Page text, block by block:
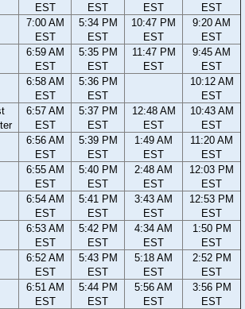
EST
EST
EST
EST
7:00 AM
EST
5:34 PM
EST
10:47 PM
EST
9:20 AM
EST
6:59 AM
EST
5:35 PM
EST
11:47 PM
EST
9:45 AM
EST
6:58 AM
EST
5:36 PM
EST
10:12 AM
EST
6:57 AM
EST
5:37 PM
EST
12:48 AM
EST
10:43 AM
EST
6:56 AM
EST
5:39 PM
EST
1:49 AM
EST
11:20 AM
EST
6:55 AM
EST
5:40 PM
EST
2:48 AM
EST
12:03 PM
EST
6:54 AM
EST
5:41 PM
EST
3:43 AM
EST
12:53 PM
EST
6:53 AM
EST
5:42 PM
EST
4:34 AM
EST
1:50 PM
EST
6:52 AM
EST
5:43 PM
EST
5:18 AM
EST
2:52 PM
EST
6:51 AM
EST
5:44 PM
EST
5:56 AM
EST
3:56 PM
EST